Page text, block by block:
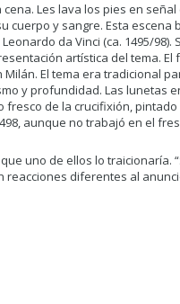
Les lava los pies en
cuerpo y sangre. Esta escena
da Vinci (ca. 1495/
artística del tema. El
El tema era tradicional
y profundidad. Las lunetas
de la crucifixión,
aunque no trabajó en el
uno de ellos lo traicionaría.
diferentes al